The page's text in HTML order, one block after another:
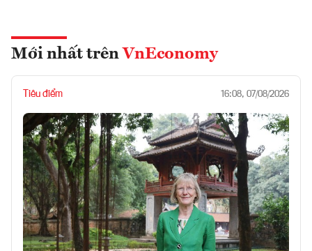
Mới nhất trên VnEconomy
Tiêu điểm 16:08, 07/08/2026